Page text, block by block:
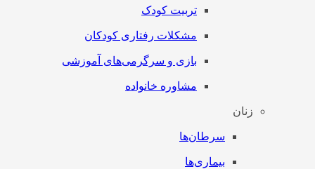
تربیت کودک
مشکلات رفتاری کودکان
بازی و سرگرمی‌های آموزشی
مشاوره خانواده
زنان
سرطان‌‌ها
بیماری‌ها